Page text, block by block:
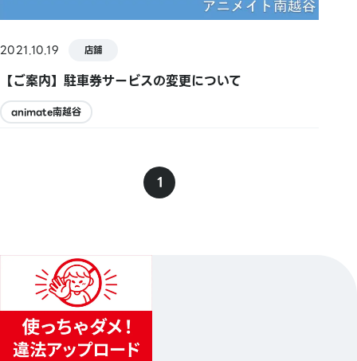
2021.10.19 店鋪
【ご案内】駐車券サービスの変更について
animate南越谷
1